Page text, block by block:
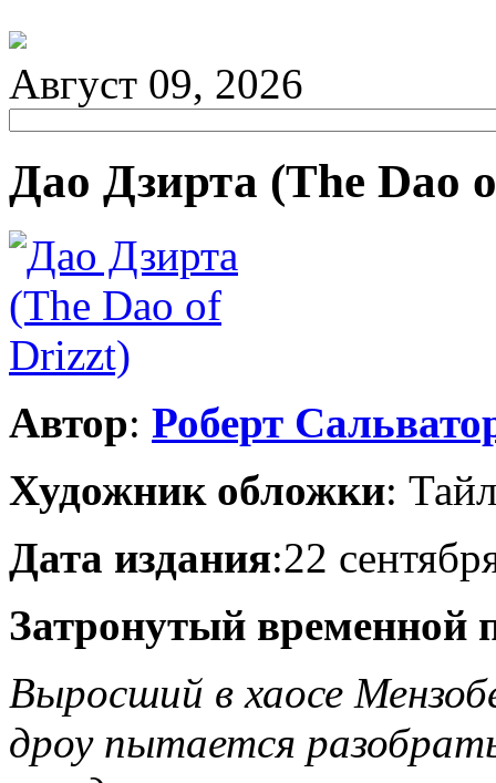
Август 09, 2026
Дао Дзирта (The Dao
Автор: Роберт
Художник обложки:
Дата издания:22
Затронутый временной
Выросший в хаосе
дроу пытается